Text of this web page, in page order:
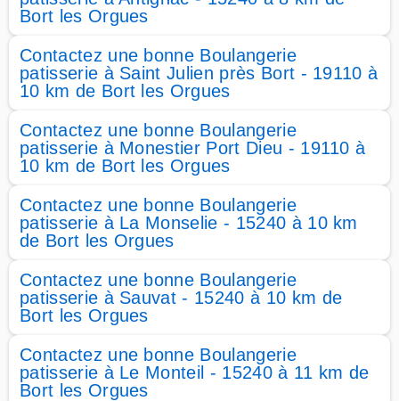
Bort les Orgues
Contactez une bonne Boulangerie
patisserie à Saint Julien près Bort - 19110 à
10 km de Bort les Orgues
Contactez une bonne Boulangerie
patisserie à Monestier Port Dieu - 19110 à
10 km de Bort les Orgues
Contactez une bonne Boulangerie
patisserie à La Monselie - 15240 à 10 km
de Bort les Orgues
Contactez une bonne Boulangerie
patisserie à Sauvat - 15240 à 10 km de
Bort les Orgues
Contactez une bonne Boulangerie
patisserie à Le Monteil - 15240 à 11 km de
Bort les Orgues